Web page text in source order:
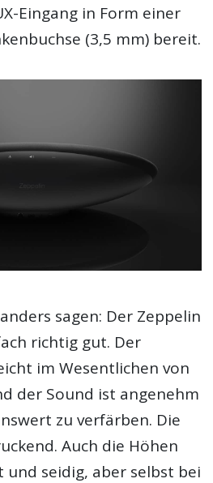
Eingang in Form einer
(3,5 mm) bereit.
sagen: Der Zeppelin
richtig gut. Der
im Wesentlichen von
der Sound ist angenehm
zu verfärben. Die
Auch die Höhen
und seidig, aber selbst bei